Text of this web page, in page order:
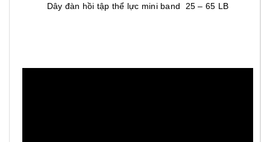
Dây đàn hồi tập thể lực mini band 25 – 65 LB